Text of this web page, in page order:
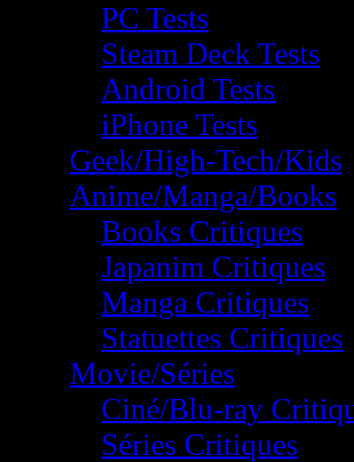
PC Tests
Steam Deck Tests
Android Tests
iPhone Tests
Geek/High-Tech/Kids
Anime/Manga/Books
Books Critiques
Japanim Critiques
Manga Critiques
Statuettes Critiques
Movie/Séries
Ciné/Blu-ray
Séries Critiques